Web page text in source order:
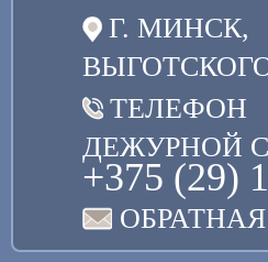
Г. МИНСК,
ТЕЛЕФОН
ДЕЖУРНОЙ
+375 (29)